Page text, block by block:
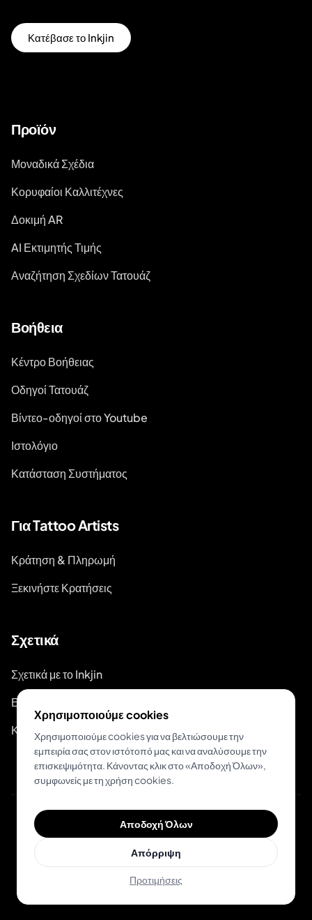
Κατέβασε το Inkjin
Προϊόν
Μοναδικά Σχέδια
Κορυφαίοι Καλλιτέχνες
Δοκιμή AR
AI Εκτιμητής Τιμής
Αναζήτηση Σχεδίων Τατουάζ
Βοήθεια
Κέντρο Βοήθειας
Οδηγοί Τατουάζ
Βίντεο-οδηγοί στο Youtube
Ιστολόγιο
Κατάσταση Συστήματος
Για Tattoo Artists
Κράτηση & Πληρωμή
Ξεκινήστε Κρατήσεις
Σχετικά
Σχετικά με το Inkjin
Επικοινωνία
Κιτ Επωνυμίας
© 2026 Inkjin
Πολιτική Απορρήτου
Χρησιμοποιούμε cookies
Χρησιμοποιούμε cookies για να βελτιώσουμε την
εμπειρία σας στον ιστότοπό μας και να αναλύσουμε την
επισκεψιμότητα. Κάνοντας κλικ στο «Αποδοχή Όλων»,
συμφωνείς με τη χρήση cookies.
Αποδοχή Όλων
Απόρριψη
Προτιμήσεις